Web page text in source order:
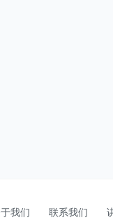
我们 联系我们